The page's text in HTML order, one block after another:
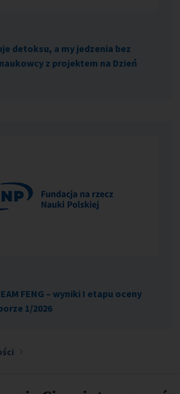
detoksu, a my jedzenia bez
z projektem na Dzień
FENG – wyniki I etapu oceny
1/2026